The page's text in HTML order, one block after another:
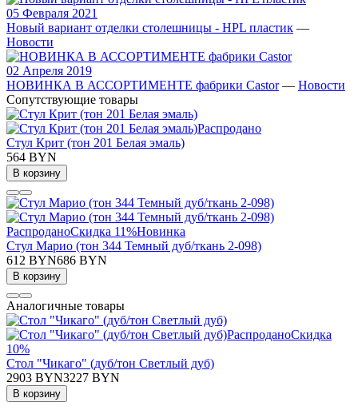
05 Февраля 2021
Новый вариант отделки столешницы - HPL пластик —
Новости
02 Апреля 2019
НОВИНКА В АССОРТИМЕНТЕ фабрики Castor— Новости
Сопутствующие товары
Распродано
Стул Крит (тон 201 Белая эмаль)
564 BYN
В корзину
РаспроданоСкидка 11%Новинка
Стул Марио (тон 344 Темный дуб/ткань 2-098)
612 BYN686 BYN
В корзину
Аналогичные товары
РаспроданоСкидка
10%
Стол "Чикаго" (дуб/тон Светлый дуб)
2903 BYN3227 BYN
В корзину